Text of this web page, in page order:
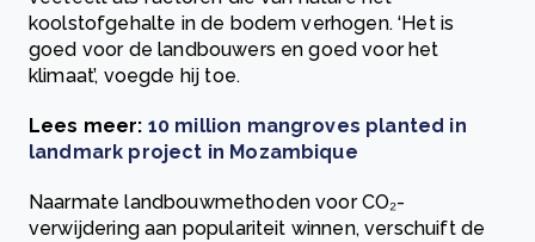
koolstofgehalte in de bodem verhogen. ‘Het is
goed voor de landbouwers en goed voor het
klimaat’, voegde hij toe.
Lees meer: 10 million mangroves planted in
landmark project in Mozambique
Naarmate landbouwmethoden voor CO₂-
verwijdering aan populariteit winnen, verschuift de